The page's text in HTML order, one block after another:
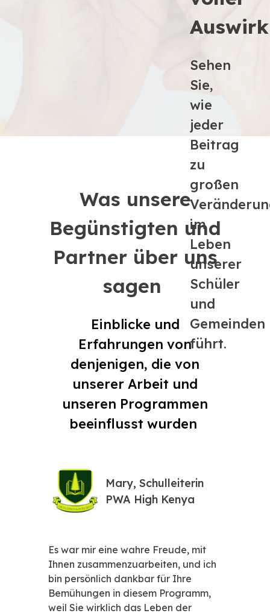
Sehen
Sie,
wie
jeder
Beitrag
zu
großen
im
Leben
unserer
Schüler
und
Gemeinden
führt.
Was unsere
Begünstigten und
Partner über uns
sagen
Einblicke und
Erfahrungen von
denjenigen, die von
unserer Arbeit und
unseren Programmen
beeinflusst wurden
Mary, Schulleiterin
PWA High Kenya
Es war mir eine wahre Freude, mit
Ihnen zusammenzuarbeiten, und ich
bin persönlich dankbar für Ihre
Bemühungen in diesem Programm,
weil Sie wirklich das Leben der